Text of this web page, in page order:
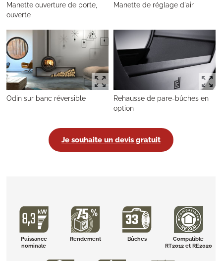
Manette ouverture de porte,
ouverte
Manette de réglage d'air
Odin sur banc réversible
Rehausse de pare-bûches en
option
Je souhaite un devis gratuit
Puissance
nominale
Rendement Bûches
Compatible
RT2012 et RE2020